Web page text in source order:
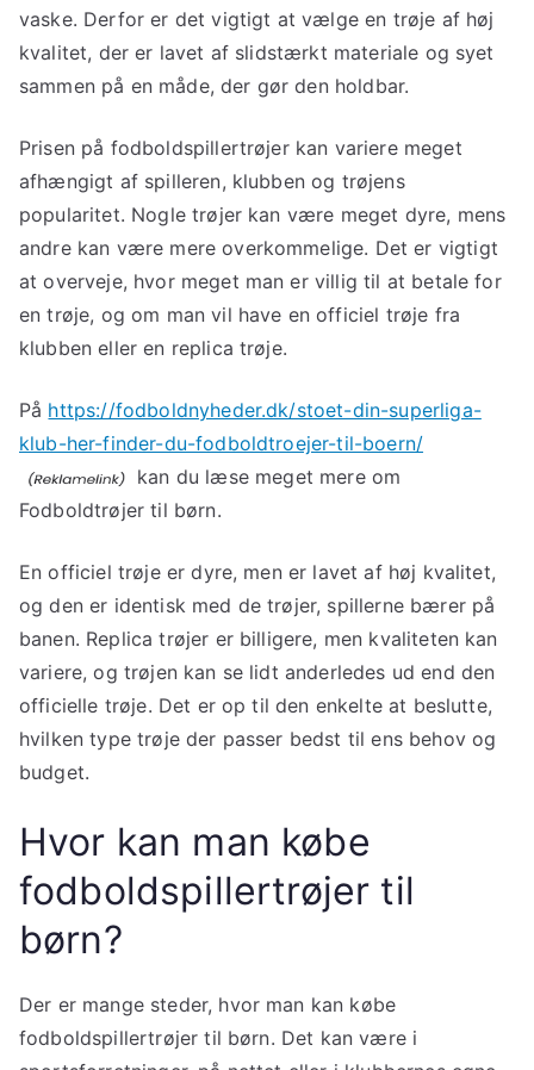
vaske. Derfor er det vigtigt at vælge en trøje af høj
kvalitet, der er lavet af slidstærkt materiale og syet
sammen på en måde, der gør den holdbar.
Prisen på fodboldspillertrøjer kan variere meget
afhængigt af spilleren, klubben og trøjens
popularitet. Nogle trøjer kan være meget dyre, mens
andre kan være mere overkommelige. Det er vigtigt
at overveje, hvor meget man er villig til at betale for
en trøje, og om man vil have en officiel trøje fra
klubben eller en replica trøje.
På https://fodboldnyheder.dk/stoet-din-superliga-
klub-her-finder-du-fodboldtroejer-til-boern/
kan du læse meget mere om
Fodboldtrøjer til børn.
En officiel trøje er dyre, men er lavet af høj kvalitet,
og den er identisk med de trøjer, spillerne bærer på
banen. Replica trøjer er billigere, men kvaliteten kan
variere, og trøjen kan se lidt anderledes ud end den
officielle trøje. Det er op til den enkelte at beslutte,
hvilken type trøje der passer bedst til ens behov og
budget.
Hvor kan man købe
fodboldspillertrøjer til
børn?
Der er mange steder, hvor man kan købe
fodboldspillertrøjer til børn. Det kan være i